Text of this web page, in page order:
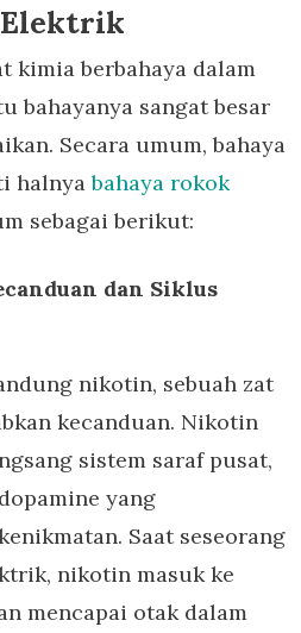
Elektrik
kimia berbahaya dalam
bahayanya sangat besar
Secara umum, bahaya
halnyabahaya rokok
sebagai berikut:
dan Siklus
nikotin, sebuah zat
kecanduan. Nikotin
sistem saraf pusat,
yang
Saat seseorang
nikotin masuk ke
mencapai otak dalam